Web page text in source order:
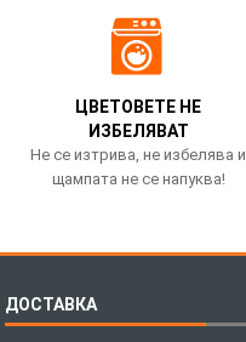
ЦВЕТОВЕТЕ НЕ
ИЗБЕЛЯВАТ
Не се изтрива, не избелява и
щампата не се напуква!
ДОСТАВКА